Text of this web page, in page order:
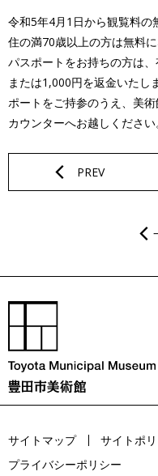
令和5年4月1日から観覧料の
住の満70歳以上の方は無料
パスポートをお持ちの方は
または1,000円を返金いたし
ポートをご持参のうえ、美
カウンターへお越しください
PREV
サイトマップ
サイトポ
プライバシーポリシー